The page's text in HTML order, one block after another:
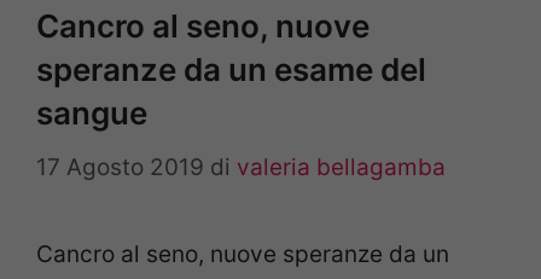
Cancro al seno, nuove
speranze da un esame del
sangue
17 Agosto 2019 di valeria bellagamba
Cancro al seno, nuove speranze da un